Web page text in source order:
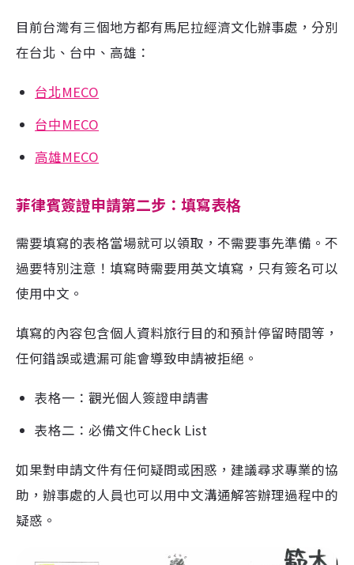
目前台灣有三個地方都有馬尼拉經濟文化辦事處，分別
在台北、台中、高雄：
台北MECO
台中MECO
高雄MECO
菲律賓簽證申請第二步：填寫表格
需要填寫的表格當場就可以領取，不需要事先準備。不
過要特別注意！填寫時需要用英文填寫，只有簽名可以
使用中文。
填寫的內容包含個人資料旅行目的和預計停留時間等，
任何錯誤或遺漏可能會導致申請被拒絕。
表格一：觀光個人簽證申請書
表格二：必備文件Check List
如果對申請文件有任何疑問或困惑，建議尋求專業的協
助，辦事處的人員也可以用中文溝通解答辦理過程中的
疑惑。